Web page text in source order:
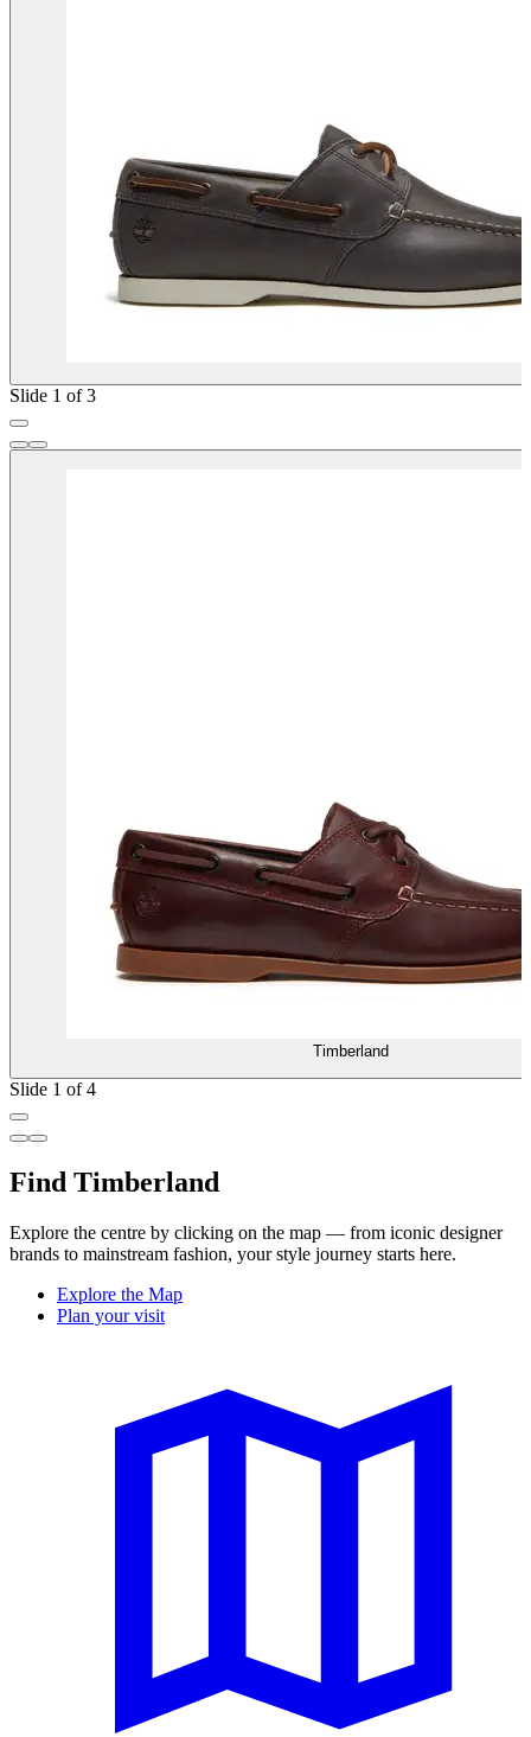
Slide 1 of 3
Timberland
Slide 1 of 4
Find Timberland
Explore the centre by clicking on the map — from iconic designer
brands to mainstream fashion, your style journey starts here.
Explore the Map
Plan your visit